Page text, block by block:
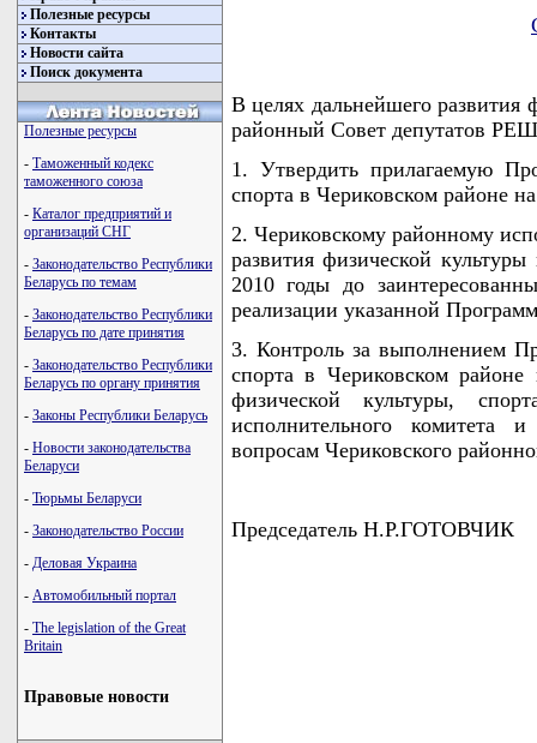
Полезные ресурсы
Контакты
Новости сайта
Поиск документа
Полезные ресурсы
- Таможенный кодекс
таможенного союза
- Каталог предприятий и
организаций СНГ
- Законодательство Республики
Беларусь по темам
- Законодательство Республики
Беларусь по дате принятия
- Законодательство Республики
Беларусь по органу принятия
- Законы Республики Беларусь
- Новости законодательства
Беларуси
- Тюрьмы Беларуси
- Законодательство России
- Деловая Украина
- Автомобильный портал
- The legislation of the Great
Britain
Правовые новости
В целях дальнейшего развития
районный Совет депутатов
1. Утвердить прилагаемую
спорта в Чериковском районе
2. Чериковскому районному
развития физической
2010 годы до
реализации указанной
3. Контроль за выполнением
спорта в Чериковском
физической культуры,
исполнительного комитета
вопросам Чериковского
Председатель Н.Р.ГОТОВЧИК